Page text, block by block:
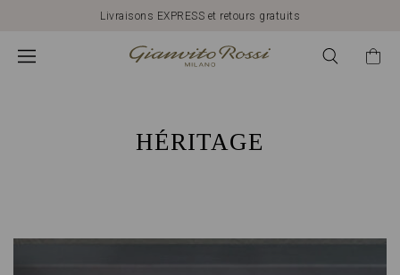
Livraisons EXPRESS et retours gratuits
HÉRITAGE
QUALITÉ
HÉRITAGE